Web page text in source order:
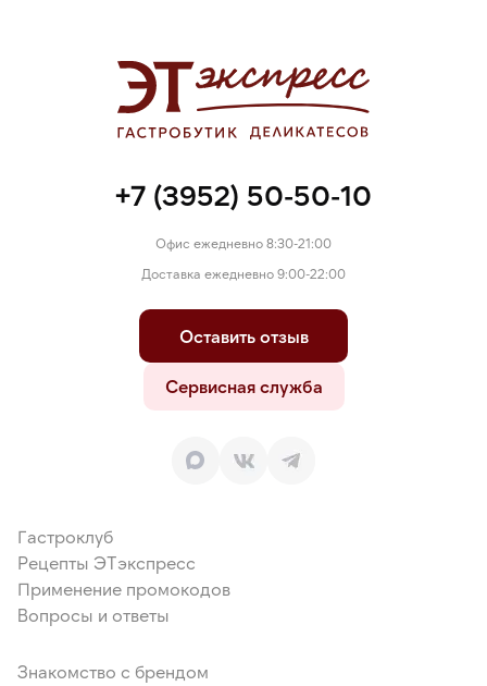
+7 (3952) 50-50-10
Офис ежедневно 8:30-21:00
Доставка ежедневно 9:00-22:00
Оставить отзыв
Сервисная служба
Гастроклуб
Рецепты ЭТэкспресс
Применение промокодов
Вопросы и ответы
Знакомство с брендом